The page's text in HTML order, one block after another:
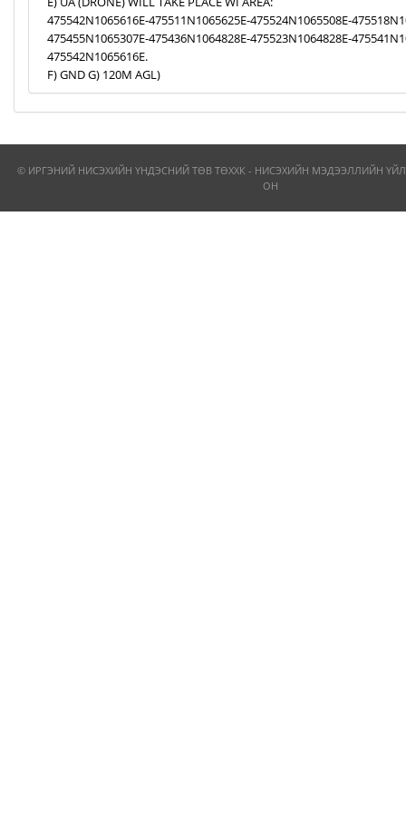
475542N1065616E-475511N1065625E-475524N1065508E-
475455N1065307E-475436N1064828E-475523N1064828E-
475542N1065616E.
F) GND G) 120M AGL)
© ИРГЭНИЙ НИСЭХИЙН ҮНДЭСНИЙ ТӨВ ТӨХХК - НИСЭХИЙН МЭДЭЭЛЛИЙН
ОН